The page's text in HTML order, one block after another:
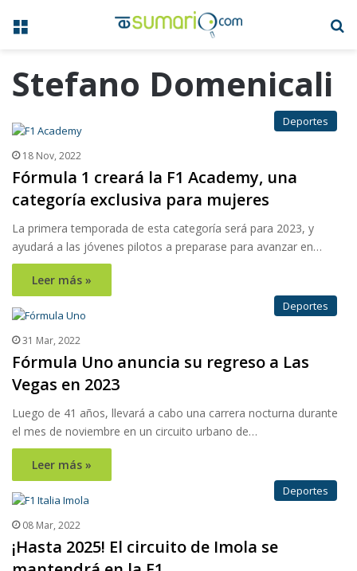
Menú
Stefano Domenicali
Deportes
18 Nov, 2022
Fórmula 1 creará la F1 Academy, una
categoría exclusiva para mujeres
La primera temporada de esta categoría será para 2023, y
ayudará a las jóvenes pilotos a preparase para avanzar en…
Leer más »
Deportes
31 Mar, 2022
Fórmula Uno anuncia su regreso a Las
Vegas en 2023
Luego de 41 años, llevará a cabo una carrera nocturna durante
el mes de noviembre en un circuito urbano de…
Leer más »
Deportes
08 Mar, 2022
¡Hasta 2025! El circuito de Imola se